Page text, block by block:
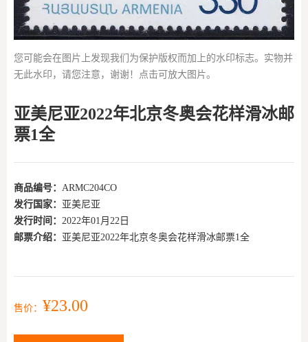
您可能会在图片上发现我们为保护版权而加上的水印标志。实物并
无此水印，请您注意，谢谢！点击可放大图片。
亚美尼亚2022年北京冬奥会花样滑冰邮
票1全
商品编号： ARMC204CO
发行国家： 亚美尼亚
发行时间： 2022年01月22日
邮票介绍： 亚美尼亚2022年北京冬奥会花样滑冰邮票1全
售价： ¥23.00